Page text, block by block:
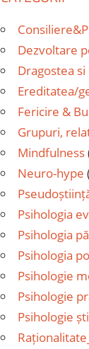
Dezvoltare
Dragostea si
Ereditatea/
Fericire &
Grupuri,
Mindfulness
Neuro-hype
Psihologia
Psihologia
Psihologia
Psihologie
Psihologie
Psihologie